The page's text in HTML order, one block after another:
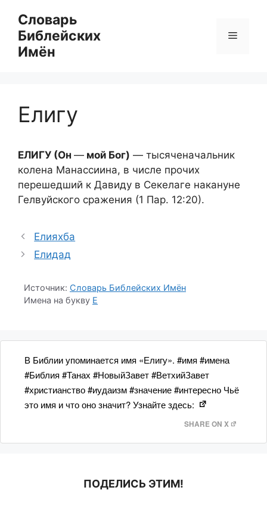
содержимому
Словарь
Библейских
Имён
Меню
Елигу
ЕЛИГУ (Он — мой Бог) — тысяченачальник
колена Манассиина, в числе прочих
перешедший к Давиду в Секелаге накануне
Гелвуйского сражения (1 Пар. 12:20).
Елияхба
Елидад
Источник: Словарь Библейских Имён
Имена на букву Е
В Библии упоминается имя «Елигу». #имя #имена
#Библия #Танах #НовыйЗавет #ВетхийЗавет
#христианство #иудаизм #значение #интересно Чьё
это имя и что оно значит? Узнайте здесь:
SHARE ON X
ПОДЕЛИСЬ ЭТИМ!